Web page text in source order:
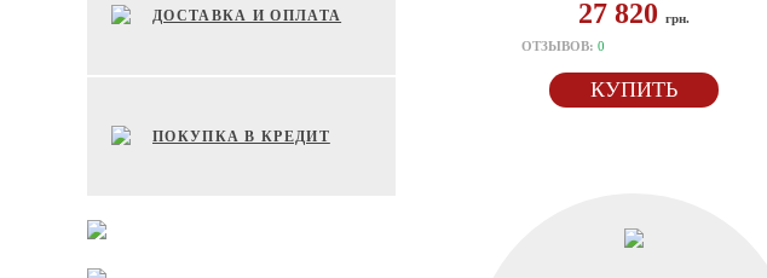
ДОСТАВКА И ОПЛАТА
ПОКУПКА В КРЕДИТ
27 820 грн.
ОТЗЫВОВ: 0
КУПИТЬ